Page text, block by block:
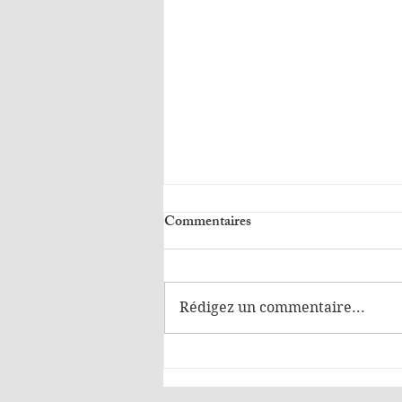
Wouden.
Commentaires
Rédigez un commentaire...